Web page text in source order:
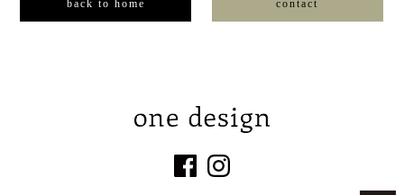
back to home contact